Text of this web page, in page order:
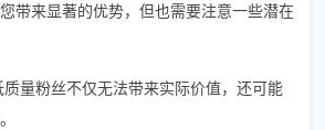
带来显著的优势，但也需要注意一些潜在
质量粉丝不仅无法带来实际价值，还可能